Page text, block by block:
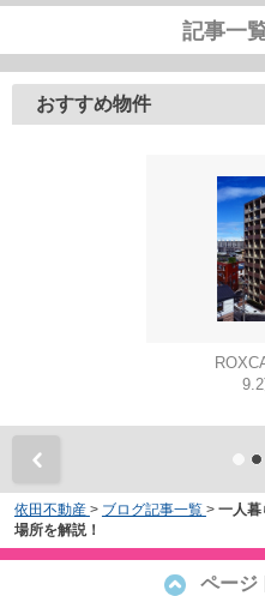
記事一
おすすめ物件
依田不動産 > ブログ記事一覧 > 一人暮
場所を解説！
ページ